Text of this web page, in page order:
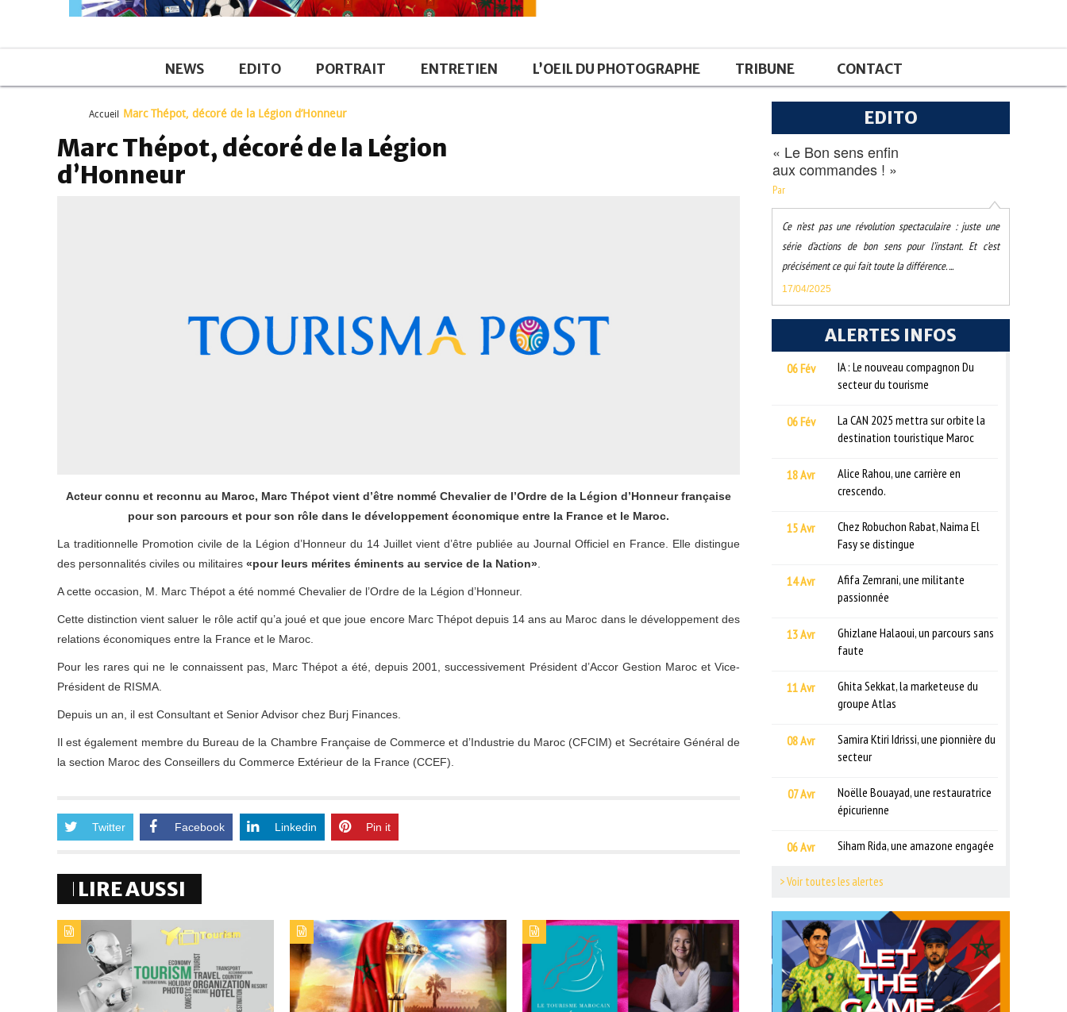
NEWS EDITO PORTRAIT ENTRETIEN L’OEIL DU PHOTOGRAPHE TRIBUNE CONTACT
Accueil Marc Thépot, décoré de la Légion d’Honneur
Marc Thépot, décoré de la Légion
d’Honneur
Acteur connu et reconnu au Maroc, Marc Thépot vient d’être nommé Chevalier de l’Ordre de la Légion d’Honneur française
pour son parcours et pour son rôle dans le développement économique entre la France et le Maroc.
La traditionnelle Promotion civile de la Légion d’Honneur du 14 Juillet vient d’être publiée au Journal Officiel en France. Elle distingue
des personnalités civiles ou militaires «pour leurs mérites éminents au service de la Nation».
A cette occasion, M. Marc Thépot a été nommé Chevalier de l’Ordre de la Légion d’Honneur.
Cette distinction vient saluer le rôle actif qu’a joué et que joue encore Marc Thépot depuis 14 ans au Maroc dans le développement des
relations économiques entre la France et le Maroc.
Pour les rares qui ne le connaissent pas, Marc Thépot a été, depuis 2001, successivement Président d’Accor Gestion Maroc et Vice-
Président de RISMA.
Depuis un an, il est Consultant et Senior Advisor chez Burj Finances.
Il est également membre du Bureau de la Chambre Française de Commerce et d’Industrie du Maroc (CFCIM) et Secrétaire Général de
la section Maroc des Conseillers du Commerce Extérieur de la France (CCEF).
Twitter Facebook Linkedin Pin it
LIRE AUSSI
TYPE DE PUBLICATION : ALERTES_INFOSTITRE :
IA : LE NOUVEAU COMPAGNON DU SECTEUR
DU TOURISME
TYPE DE PUBLICATION : ALERTES_INFOSTITRE :
LA CAN 2025 METTRA SUR ORBITE LA
DESTINATION TOURISTIQUE MAROC
TYPE DE PUBLICATION : ALERTES_INFOSTITRE :
ALICE RAHOU, UNE CARRIÈRE EN CRESCENDO.
EDITO
« Le Bon sens enfin
aux commandes ! »
Par
Ce n’est pas une révolution spectaculaire : juste une
série d’actions de bon sens pour l’instant. Et c’est
précisément ce qui fait toute la différence. ...
17/04/2025
ALERTES INFOS
06 Fév
IA : Le nouveau compagnon Du
secteur du tourisme
06 Fév
La CAN 2025 mettra sur orbite la
destination touristique Maroc
18 Avr
Alice Rahou, une carrière en
crescendo.
15 Avr
Chez Robuchon Rabat, Naima El
Fasy se distingue
14 Avr
Afifa Zemrani, une militante
passionnée
13 Avr
Ghizlane Halaoui, un parcours sans
faute
11 Avr
Ghita Sekkat, la marketeuse du
groupe Atlas
08 Avr
Samira Ktiri Idrissi, une pionnière du
secteur
07 Avr
Noëlle Bouayad, une restauratrice
épicurienne
06 Avr Siham Rida, une amazone engagée
> Voir toutes les alertes